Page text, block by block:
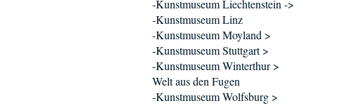
-Kunstmuseum Liechtenstein ->
-Kunstmuseum Linz
-Kunstmuseum Moyland >
-Kunstmuseum Stuttgart >
-Kunstmuseum Winterthur >
Welt aus den Fugen
-Kunstmuseum Wolfsburg >